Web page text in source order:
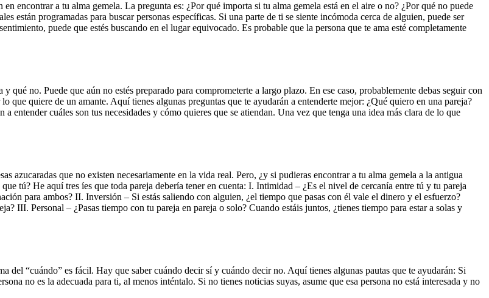
encontrar a tu alma gemela. La pregunta es: ¿Por qué importa si tu alma gemela está en el aire o no? ¿Por qué no puede
están programadas para buscar personas específicas. Si una parte de ti se siente incómoda cerca de alguien, puede ser
puede que estés buscando en el lugar equivocado. Es probable que la persona que te ama esté completamente
qué no. Puede que aún no estés preparado para comprometerte a largo plazo. En ese caso, probablemente debas seguir con
que quiere de un amante. Aquí tienes algunas preguntas que te ayudarán a entenderte mejor: ¿Qué quiero en una pareja?
entender cuáles son tus necesidades y cómo quieres que se atiendan. Una vez que tenga una idea más clara de lo que
azucaradas que no existen necesariamente en la vida real. Pero, ¿y si pudieras encontrar a tu alma gemela a la antigua
tú? He aquí tres íes que toda pareja debería tener en cuenta: I. Intimidad – ¿Es el nivel de cercanía entre tú y tu pareja
para ambos? II. Inversión – Si estás saliendo con alguien, ¿el tiempo que pasas con él vale el dinero y el esfuerzo?
III. Personal – ¿Pasas tiempo con tu pareja en pareja o solo? Cuando estáis juntos, ¿tienes tiempo para estar a solas y
del “cuándo” es fácil. Hay que saber cuándo decir sí y cuándo decir no. Aquí tienes algunas pautas que te ayudarán: Si
no es la adecuada para ti, al menos inténtalo. Si no tienes noticias suyas, asume que esa persona no está interesada y no